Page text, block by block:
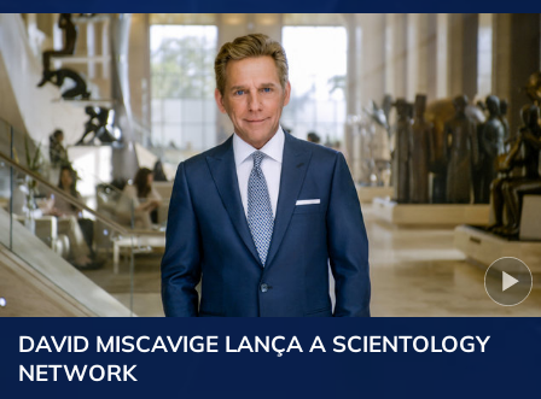
DAVID MISCAVIGE LANÇA A SCIENTOLOGY
NETWORK